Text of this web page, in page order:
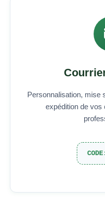
Personnalisation, mise
expédition de vos